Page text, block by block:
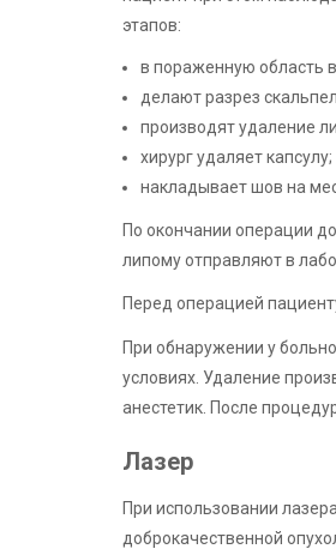
этапов:
в пораженную область
делают разрез
производят удаление
хирург удаляет капсулу;
накладывает шов на
По окончании операции
липому отправляют в
Перед операцией
При обнаружении у
условиях. Удаление
анестетик. После
Лазер
При использовании
доброкачественной